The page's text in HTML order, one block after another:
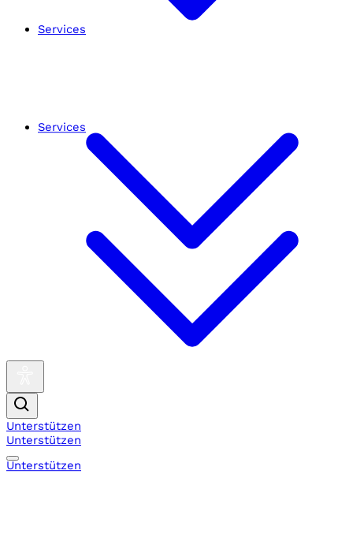
Services
Unterstützen
Unterstützen
Services
Unterstützen